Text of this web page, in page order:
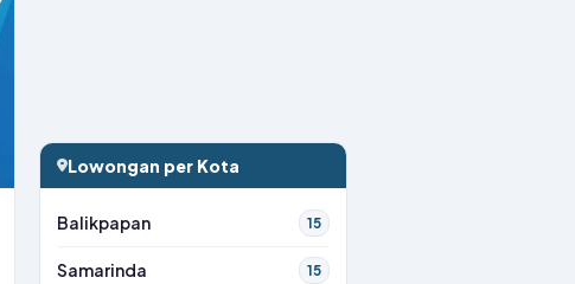
Lowongan per Kota
Balikpapan 15
Samarinda 15